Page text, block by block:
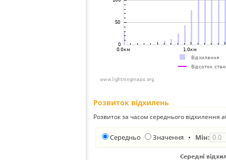
Розвиток відхилень
Розвиток за часом середнього відхилення
Середньо Значення • Мін: